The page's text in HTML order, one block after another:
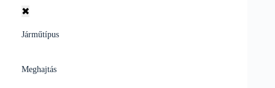
✖
Járműtípus
Meghajtás